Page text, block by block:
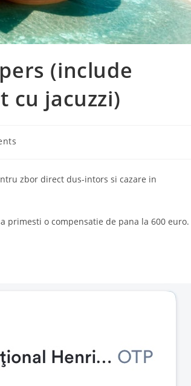
(include
cu jacuzzi)
zbor direct dus-intors si cazare in
primesti o compensatie de pana la 600 euro.